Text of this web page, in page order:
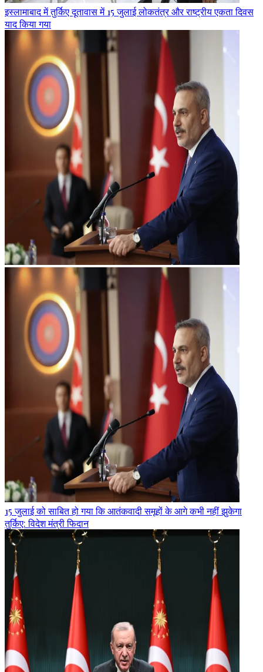
इस्लामाबाद में तुर्किए दूतावास में 15 जुलाई लोकतंत्र और राष्ट्रीय एकता दिवस
याद किया गया
15 जुलाई को साबित हो गया कि आतंकवादी समूहों के आगे कभी नहीं झुकेगा
तुर्किए: विदेश मंत्री फिदान